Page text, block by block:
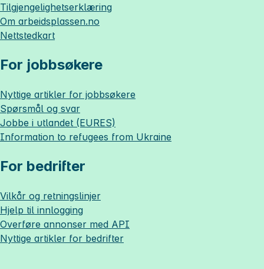
Tilgjengelighetserklæring
Om arbeidsplassen.no
Nettstedkart
For jobbsøkere
Nyttige artikler for jobbsøkere
Spørsmål og svar
Jobbe i utlandet (EURES)
Information to refugees from Ukraine
For bedrifter
Vilkår og retningslinjer
Hjelp til innlogging
Overføre annonser med API
Nyttige artikler for bedrifter